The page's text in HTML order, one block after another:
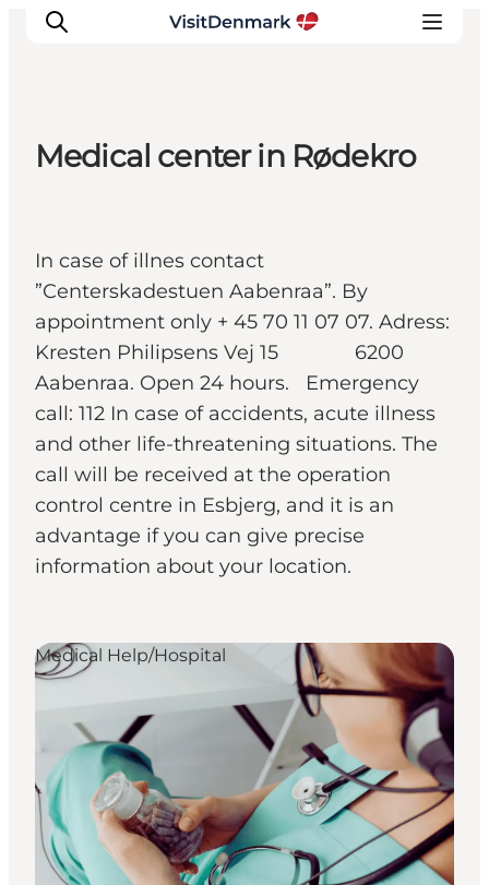
Cosa fare
Dove dormire
Pianifica il viaggio
Medical center in Rødekro
In case of illnes contact
”Centerskadestuen Aabenraa”. By
appointment only + 45 70 11 07 07. Adress:
Kresten Philipsens Vej 15 6200
Aabenraa. Open 24 hours. Emergency
call: 112 In case of accidents, acute illness
and other life-threatening situations. The
call will be received at the operation
control centre in Esbjerg, and it is an
advantage if you can give precise
information about your location.
Medical Help/Hospital